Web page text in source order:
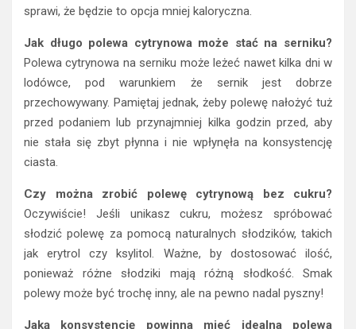
sprawi, że będzie to opcja mniej kaloryczna.
Jak długo polewa cytrynowa może stać na serniku?
Polewa cytrynowa na serniku może leżeć nawet kilka dni w
lodówce, pod warunkiem że sernik jest dobrze
przechowywany. Pamiętaj jednak, żeby polewę nałożyć tuż
przed podaniem lub przynajmniej kilka godzin przed, aby
nie stała się zbyt płynna i nie wpłynęła na konsystencję
ciasta.
Czy można zrobić polewę cytrynową bez cukru?
Oczywiście! Jeśli unikasz cukru, możesz spróbować
słodzić polewę za pomocą naturalnych słodzików, takich
jak erytrol czy ksylitol. Ważne, by dostosować ilość,
ponieważ różne słodziki mają różną słodkość. Smak
polewy może być trochę inny, ale na pewno nadal pyszny!
Jaką konsystencję powinna mieć idealna polewa